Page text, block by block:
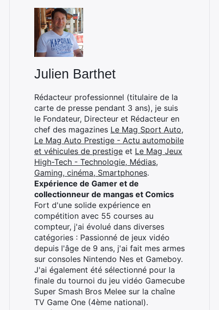
Julien Barthet
Rédacteur professionnel (titulaire de la
carte de presse pendant 3 ans), je suis
le Fondateur, Directeur et Rédacteur en
chef des magazines Le Mag Sport Auto,
Le Mag Auto Prestige - Actu automobile
et véhicules de prestige et Le Mag Jeux
High-Tech - Technologie, Médias,
Gaming, cinéma, Smartphones.
Expérience de Gamer et de
collectionneur de mangas et Comics
Fort d'une solide expérience en
compétition avec 55 courses au
compteur, j'ai évolué dans diverses
catégories : Passionné de jeux vidéo
depuis l'âge de 9 ans, j'ai fait mes armes
sur consoles Nintendo Nes et Gameboy.
J'ai également été sélectionné pour la
finale du tournoi du jeu vidéo Gamecube
Super Smash Bros Melee sur la chaîne
TV Game One (4ème national).